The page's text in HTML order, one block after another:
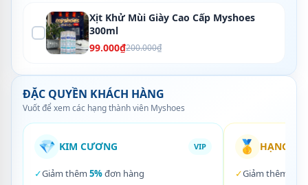
Xịt Khử Mùi Giày Cao Cấp Myshoes
300ml
99.000₫200.000₫
ĐẶC QUYỀN KHÁCH HÀNG
Vuốt để xem các hạng thành viên Myshoes
💎 KIM CƯƠNG VIP
✓Giảm thêm 5%đơn hàng
🥇 HẠNG
✓Giảm thêm